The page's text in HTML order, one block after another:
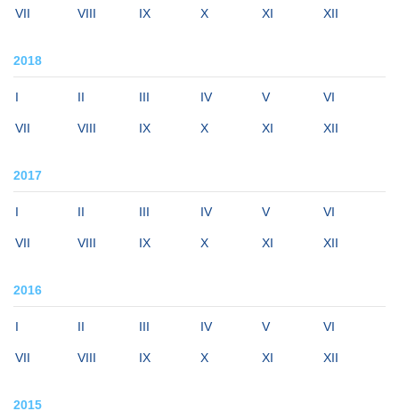
VII VIII IX X XI XII
2018
I II III IV V VI
VII VIII IX X XI XII
2017
I II III IV V VI
VII VIII IX X XI XII
2016
I II III IV V VI
VII VIII IX X XI XII
2015